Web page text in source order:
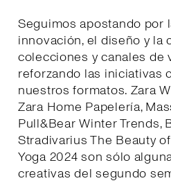
Seguimos apostando por
innovación, el diseño y la
colecciones y canales de
reforzando las iniciativas
nuestros formatos. Zara
Zara Home Papelería,
Pull&Bear Winter Trends,
Stradivarius The Beauty
Yoga 2024 son sólo
creativas del segundo